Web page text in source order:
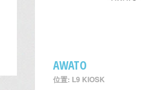
AWATO
位置: L9 KIOSK